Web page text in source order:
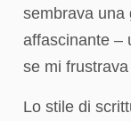
sembrava una
affascinante –
se mi
Lo stile di